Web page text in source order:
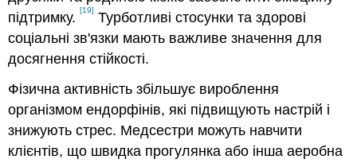
підтримку.[19] Турботливі стосунки та здорові
соціальні зв'язки мають важливе значення для
досягнення стійкості.
Фізична активність збільшує вироблення
організмом ендорфінів, які підвищують настрій і
знижують стрес. Медсестри можуть навчити
клієнтів, що швидка прогулянка або інша аеробна